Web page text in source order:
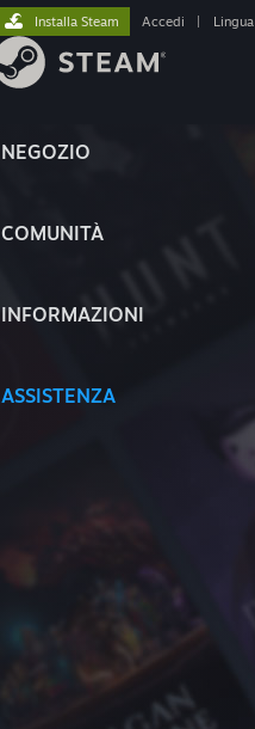
NEGOZIO
COMUNITÀ
INFORMAZIONI
ASSISTENZA
Installa Steam Accedi Lingua